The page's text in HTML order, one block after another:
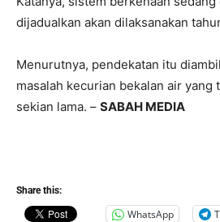
dijadualkan akan dilaksanakan
Menurutnya, pendekatan itu
masalah kecurian bekalan air yang
sekian lama. – SABAH MEDIA
Share this:
WhatsApp